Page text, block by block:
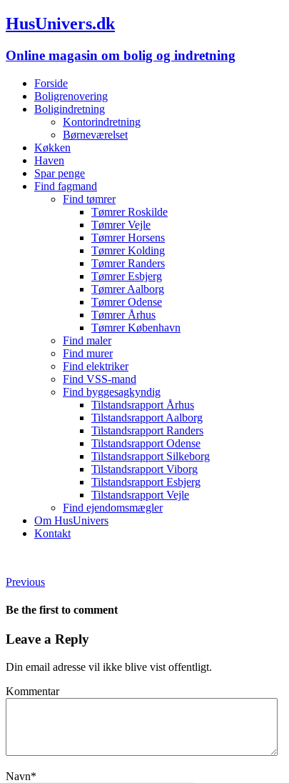
HusUnivers.dk
Online magasin om bolig og indretning
Forside
Boligrenovering
Boligindretning
Kontorindretning
Børneværelset
Køkken
Haven
Spar penge
Find fagmand
Find tømrer
Tømrer Roskilde
Tømrer Vejle
Tømrer Horsens
Tømrer Kolding
Tømrer Randers
Tømrer Esbjerg
Tømrer Aalborg
Tømrer Odense
Tømrer Århus
Tømrer København
Find maler
Find murer
Find elektriker
Find VSS-mand
Find byggesagkyndig
Tilstandsrapport Århus
Tilstandsrapport Aalborg
Tilstandsrapport Randers
Tilstandsrapport Odense
Tilstandsrapport Silkeborg
Tilstandsrapport Viborg
Tilstandsrapport Esbjerg
Tilstandsrapport Vejle
Find ejendomsmægler
Om HusUnivers
Kontakt
Previous
Be the first to comment
Leave a Reply
Din email adresse vil ikke blive vist offentligt.
Kommentar
Navn*